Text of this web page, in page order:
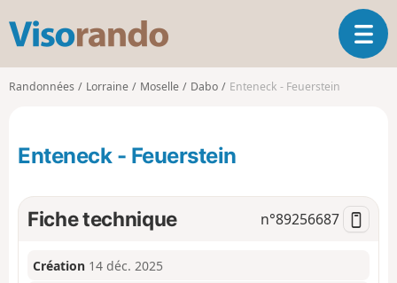
s
o
d
O
u
a
v
Randonnées Lorraine Moselle Dabo Enteneck - Feuerstein
Enteneck - Feuerstein
Fiche technique n°89256687
Création 14 déc. 2025